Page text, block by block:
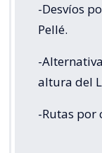
-Desvíos
Pellé.
-
altura del
-Rutas por